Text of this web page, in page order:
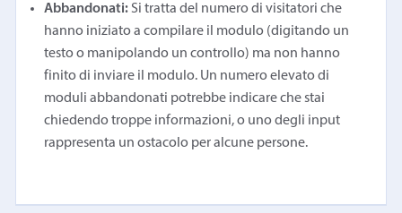
Abbandonati: Si tratta del numero di visitatori che
hanno iniziato a compilare il modulo (digitando un
testo o manipolando un controllo) ma non hanno
finito di inviare il modulo. Un numero elevato di
moduli abbandonati potrebbe indicare che stai
chiedendo troppe informazioni, o uno degli input
rappresenta un ostacolo per alcune persone.